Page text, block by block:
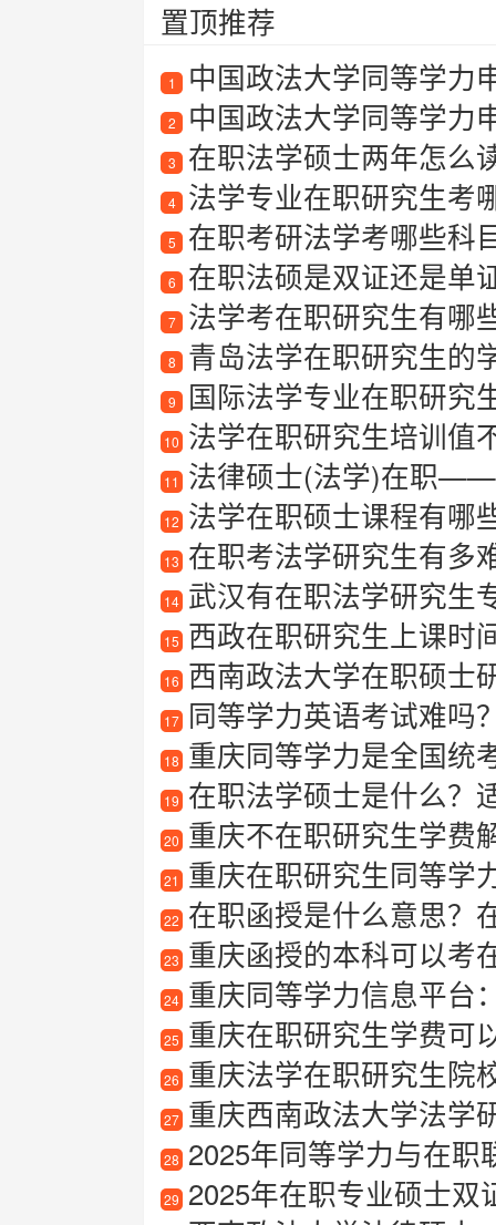
置顶推荐
1 中国政法大学同等学力
2 中国政法大学同等学力
3 在职法学硕士两年怎么
4 法学专业在职研究生考
5 在职考研法学考哪些科
6 在职法硕是双证还是单
7 法学考在职研究生有哪
8 青岛法学在职研究生的
9 国际法学专业在职研究
10 法学在职研究生培训值
11 法律硕士(法学)在职
12 法学在职硕士课程有哪些
13 在职考法学研究生有多
14 武汉有在职法学研究生
15 西政在职研究生上课时
16 西南政法大学在职硕士
17 同等学力英语考试难吗
18 重庆同等学力是全国统
19 在职法学硕士是什么？
20 重庆不在职研究生学费
21 重庆在职研究生同等学力
22 在职函授是什么意思？
23 重庆函授的本科可以考
24 重庆同等学力信息平台
25 重庆在职研究生学费可
26 重庆法学在职研究生院
27 重庆西南政法大学法学
28 2025年同等学力与在职
29 2025年在职专业硕士双